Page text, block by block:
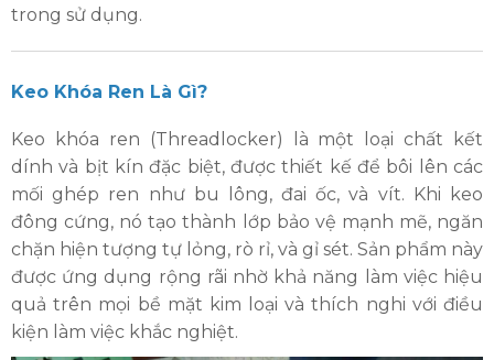
trong sử dụng.
Keo Khóa Ren Là Gì?
Keo khóa ren (Threadlocker) là một loại chất kết
dính và bịt kín đặc biệt, được thiết kế để bôi lên các
mối ghép ren như bu lông, đai ốc, và vít. Khi keo
đông cứng, nó tạo thành lớp bảo vệ mạnh mẽ, ngăn
chặn hiện tượng tự lỏng, rò rỉ, và gỉ sét. Sản phẩm này
được ứng dụng rộng rãi nhờ khả năng làm việc hiệu
quả trên mọi bề mặt kim loại và thích nghi với điều
kiện làm việc khắc nghiệt.